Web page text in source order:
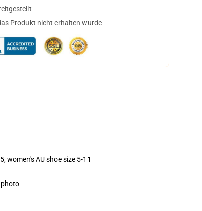
Produkt nicht erhalten wurde
women's AU shoe size 5-11
photo